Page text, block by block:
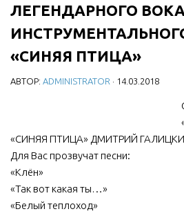
Документы
Учредительные документы
Правовая база
Противодействие коррупции
МБУ Дом культуры «Молодость»
МБУ Дом культуры «Октябрь»
МБОУ ДО «Детская школа искусств»
ЛЕГЕНДАРНОГО
«СИНЯЯ ПТИЦА»
АВТОР: ADMINISTRATOR · 14.03.2018
«СИНЯЯ ПТИЦА» ДМИТРИЙ
Для Вас прозвучат песни:
«Клён»
«Так вот какая ты…»
«Белый теплоход»